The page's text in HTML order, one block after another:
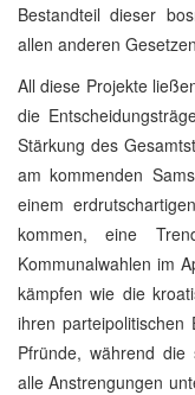
Bestandteil dieser
allen anderen
All diese Projekte
die
Stärkung des
am kommenden
einem
kommen, eine
Kommunalwahlen im
kämpfen wie die
ihren
Pfründe, während die
alle Anstrengungen